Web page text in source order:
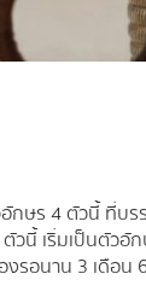
ษร 4 ตัวนี้ ที่บร
วนี้ เริ่มเป็นตัวอั
งรอนาน 3 เดือ